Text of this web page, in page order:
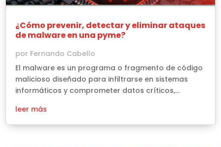
¿Cómo prevenir, detectar y eliminar ataques
de malware en una pyme?
por Fernando Cabello
El malware es un programa o fragmento de código
malicioso diseñado para infiltrarse en sistemas
informáticos y comprometer datos críticos,...
leer más